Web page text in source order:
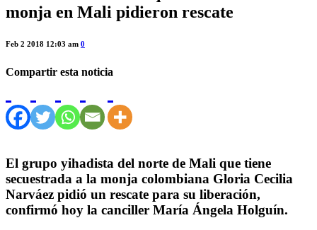
monja en Mali pidieron rescate
Feb 2 2018 12:03 am 0
Compartir esta noticia
El grupo yihadista del norte de Mali que tiene
secuestrada a la monja colombiana Gloria Cecilia
Narváez pidió un rescate para su liberación,
confirmó hoy la canciller María Ángela Holguín.